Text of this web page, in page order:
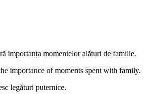
importanța momentelor alături de familie.
importance of moments spent with family.
legături puternice.